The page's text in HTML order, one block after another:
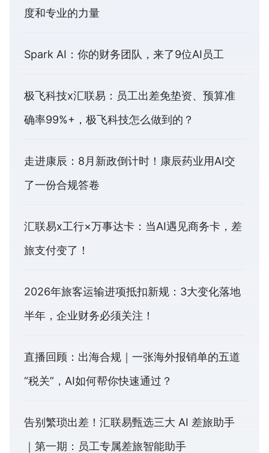
度和专业的力量
Spark AI：你的财务团队，来了9位AI员工
极飞科技x汇联易：员工出差免垫资、预算准
确率99%+，极飞科技怎么做到的？
走进康辰：8月新政倒计时！康辰药业用AI交
了一份合规答卷
汇联易x工行×万事达卡：当AI遇见商务卡，差
旅支付变了！
2026年旅客运输进项抵扣新规：3大变化落地
半年，企业财务必须关注！
直播回顾：出海合规｜一张海外报销单的五道
“税关”，AI如何帮你快速通过？
告别繁琐出差！汇联易甄选三大 AI 差旅助手
｜第一期：员工专属差旅智能助手